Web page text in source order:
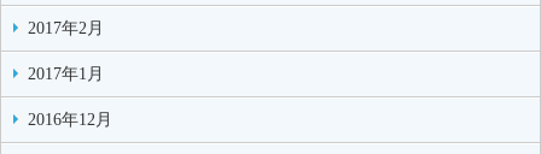
2017年2月
2017年1月
2016年12月